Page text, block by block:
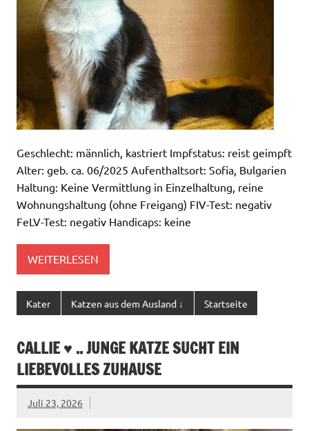
Geschlecht: männlich, kastriert Impfstatus: reist geimpft
Alter: geb. ca. 06/2025 Aufenthaltsort: Sofia, Bulgarien
Haltung: Keine Vermittlung in Einzelhaltung, reine
Wohnungshaltung (ohne Freigang) FIV-Test: negativ
FeLV-Test: negativ Handicaps: keine
WEITERLESEN
Kater Katzen aus dem Ausland ↓ Startseite
CALLIE ♥ .. JUNGE KATZE SUCHT EIN
LIEBEVOLLES ZUHAUSE
Juli 23, 2026